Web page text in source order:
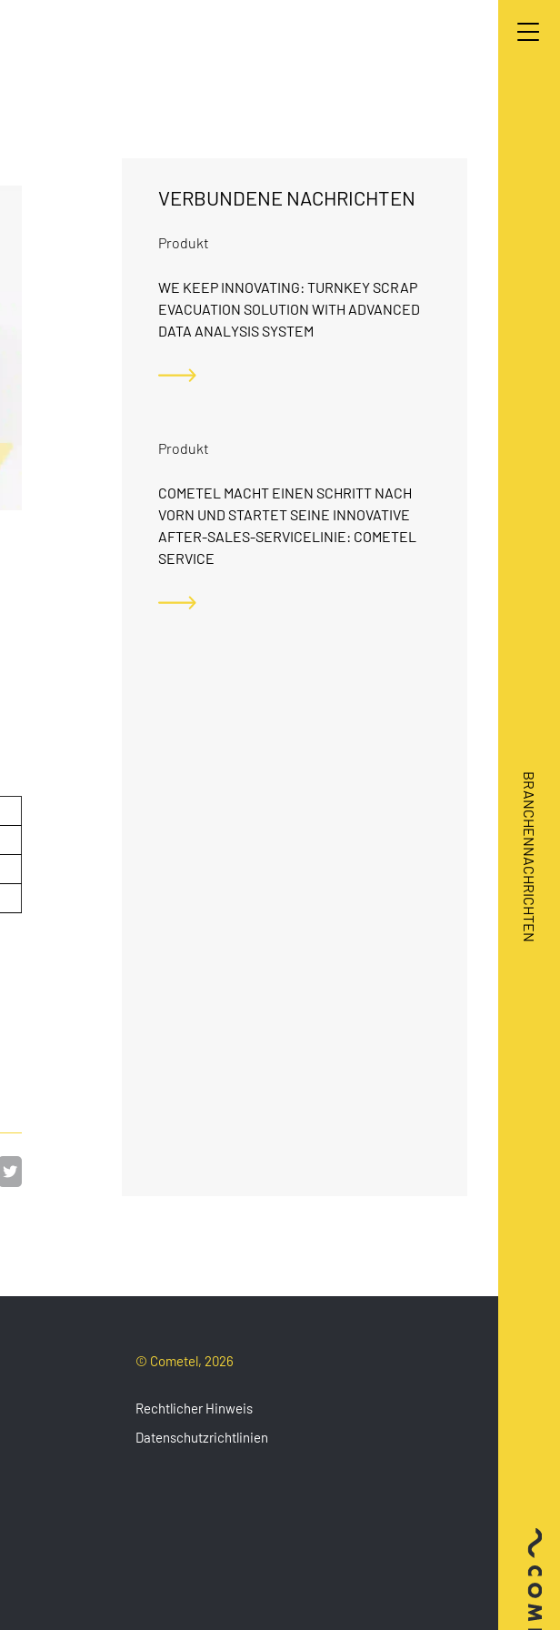
BRANCHENNACHRICHTEN
VERBUNDENE NACHRICHTEN
Produkt
WE KEEP INNOVATING: TURNKEY SCRAP
EVACUATION SOLUTION WITH ADVANCED
DATA ANALYSIS SYSTEM
Produkt
COMETEL MACHT EINEN SCHRITT NACH
VORN UND STARTET SEINE INNOVATIVE
AFTER-SALES-SERVICELINIE: COMETEL
SERVICE
© Cometel, 2026
Rechtlicher Hinweis
Datenschutzrichtlinien